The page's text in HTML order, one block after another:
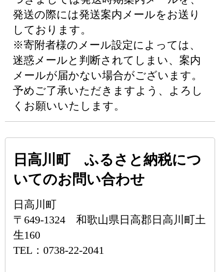
発送の際には発送案内メールをお送り
しております。
※寄附者様のメール設定によっては、
迷惑メールと判断されてしまい、案内
メールが届かない場合がございます。
予めご了承いただきますよう、よろし
くお願いいたします。
日高川町 ふるさと納税につ
いてのお問い合わせ
日高川町
〒649-1324 和歌山県日高郡日高川町土
生160
TEL：0738-22-2041